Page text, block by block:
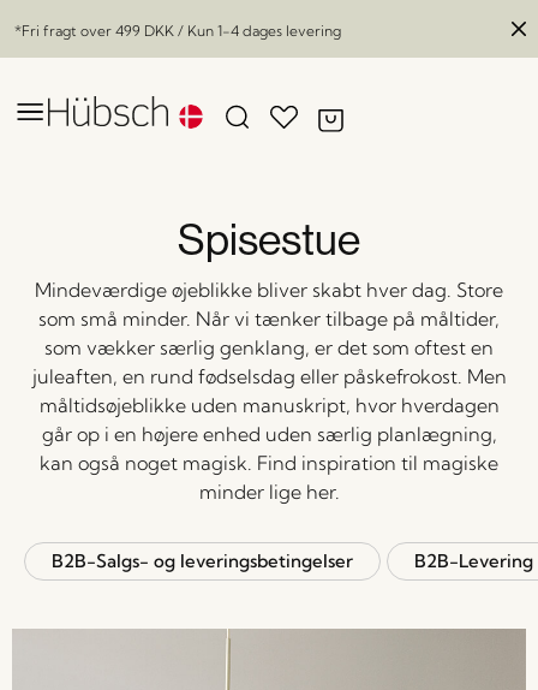
*Fri fragt over 499 DKK / Kun 1-4 dages levering
Spisestue
Mindeværdige øjeblikke bliver skabt hver dag. Store
som små minder. Når vi tænker tilbage på måltider,
som vækker særlig genklang, er det som oftest en
juleaften, en rund fødselsdag eller påskefrokost. Men
måltidsøjeblikke uden manuskript, hvor hverdagen
går op i en højere enhed uden særlig planlægning,
kan også noget magisk. Find inspiration til magiske
minder lige her.
B2B-Salgs- og leveringsbetingelser B2B-